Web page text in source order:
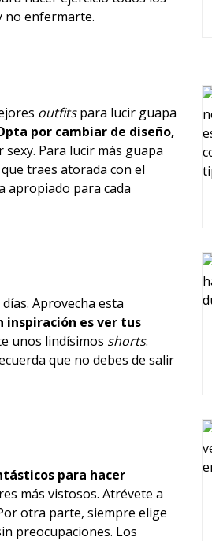
no enfermarte.
outfitspara lucir guapa
por cambiar de diseño,
Para lucir más guapa
traes atorada con el
apropiado para cada
Aprovecha esta
inspiración es ver tus
unos lindísimos shorts.
que no debes de salir
para hacer
más vistosos. Atrévete a
otra parte, siempre elige
preocupaciones. Los